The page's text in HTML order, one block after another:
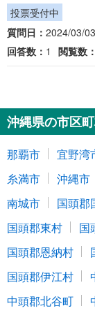
投票受付中
質問日： 2024/03/03
回答数： 1 閲覧数：
沖縄県の市区
那覇市 宜野湾
糸満市
沖縄市
南城市
国頭郡
国頭郡東村
国
国頭郡恩納村
国頭郡伊江村
中頭郡北谷町